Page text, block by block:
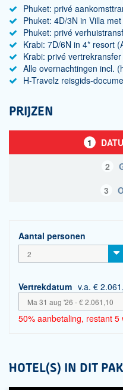
Phuket: privé
Phuket: 4D/3N in Villa
Phuket: privé
Krabi: 7D/6N in 4* resort
Krabi: privé
Alle overnachtingen incl.
H-Travelz reisgids-
PRIJZEN
1
2
3
Aantal personen
2
Vertrekdatum v.a. €
Ma 31 aug '26 - € 2.061,10
50% aanbetaling, restant 5
HOTEL(S) IN DIT